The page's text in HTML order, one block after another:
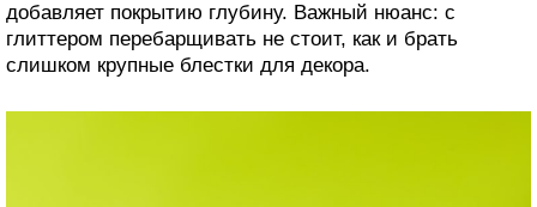
добавляет покрытию глубину. Важный нюанс: с
глиттером перебарщивать не стоит, как и брать
слишком крупные блестки для декора.